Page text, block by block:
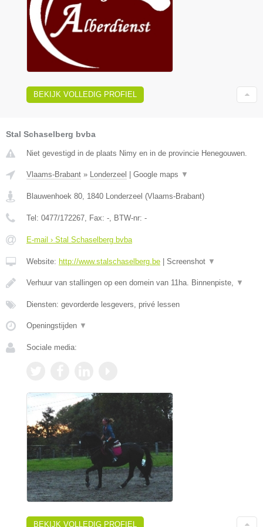
BEKIJK VOLLEDIG PROFIEL
Stal Schaselberg bvba
Niet gevestigd in de plaats Nimy en in de provincie Henegouwen.
Vlaams-Brabant » Londerzeel | Google maps ▼
Blauwenhoek 80 1840 Londerzeel (Vlaams-Brabant)
Tel: 0477/172267 , Fax: - , BTW-nr: -
E-mail › Stal Schaselberg bvba
Website: http://www.stalschaselberg.be | Screenshot ▼
Verhuur van stallingen op een domein van 11ha. Binnenpiste, ▼
Diensten: gevorderde lesgevers, privé lessen
Openingstijden ▼
Sociale media:
BEKIJK VOLLEDIG PROFIEL